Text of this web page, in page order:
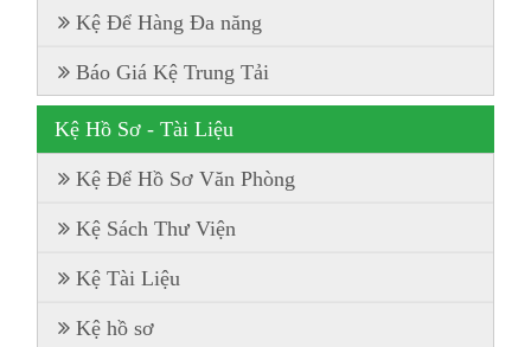
Kệ Để Hàng Đa năng
Báo Giá Kệ Trung Tải
Kệ Hồ Sơ - Tài Liệu
Kệ Để Hồ Sơ Văn Phòng
Kệ Sách Thư Viện
Kệ Tài Liệu
Kệ hồ sơ